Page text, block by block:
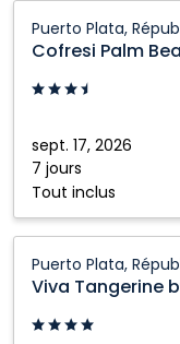
Puerto Plata,
Cofresi Palm
sept. 17, 2026
7 jours
Tout inclus
Palm
Beach
Resort
Spa:
Puerto
Plata,
République
Puerto Plata,
Viva Tangerine
Tangerine
Wyndham: